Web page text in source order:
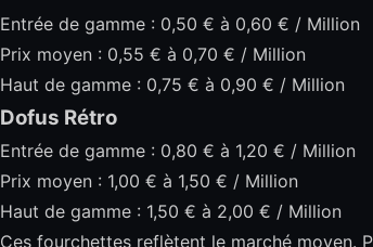
Entrée de gamme : 0,50 € à 0,60 € / Million
Prix moyen : 0,55 € à 0,70 € / Million
Haut de gamme : 0,75 € à 0,90 € / Million
Dofus Rétro
Entrée de gamme : 0,80 € à 1,20 € / Million
Prix moyen : 1,00 € à 1,50 € / Million
Haut de gamme : 1,50 € à 2,00 € / Million
Ces fourchettes reflètent le marché moyen.